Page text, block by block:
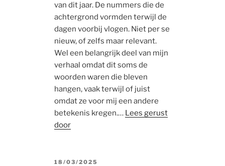
van dit jaar. De nummers die de
achtergrond vormden terwijl de
dagen voorbij vlogen. Niet per se
nieuw, of zelfs maar relevant.
Wel een belangrijk deel van mijn
verhaal omdat dit soms de
woorden waren die bleven
hangen, vaak terwijl of juist
omdat ze voor mij een andere
betekenis kregen.… Lees gerust
door
POSTED
18/03/2025